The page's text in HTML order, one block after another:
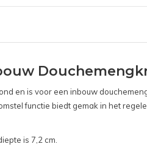
en is voor een inbouw
functie biedt gemak in het
is 7,2 cm.